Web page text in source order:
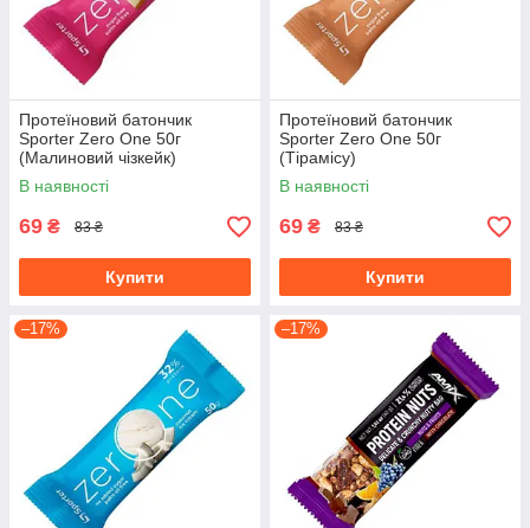
Протеїновий батончик
Sporter Zero One 50г
(Малиновий чізкейк)
В наявності
69 ₴ 83 ₴
Купити
Протеїновий батончик
Sporter Zero One 50г
(Тірамісу)
В наявності
69 ₴ 83 ₴
Купити
–17% –17%